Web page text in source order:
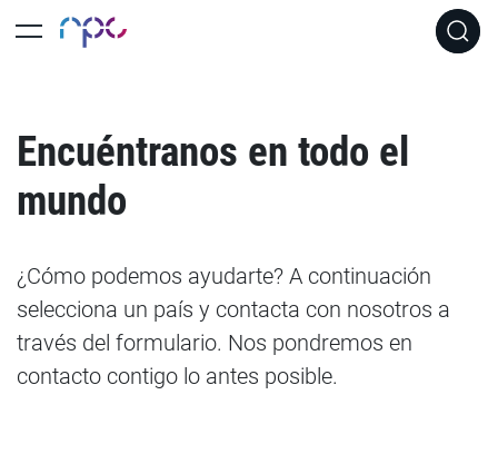
Encuéntranos en todo el
mundo
¿Cómo podemos ayudarte? A continuación
selecciona un país y contacta con nosotros a
través del formulario. Nos pondremos en
contacto contigo lo antes posible.